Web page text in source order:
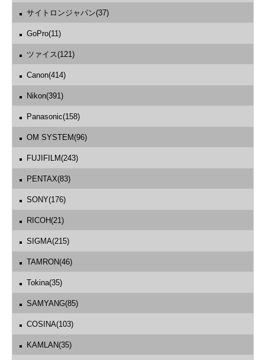
サイトロンジャパン(37)
GoPro(11)
ツァイス(121)
Canon(414)
Nikon(391)
Panasonic(158)
OM SYSTEM(96)
FUJIFILM(243)
PENTAX(83)
SONY(176)
RICOH(21)
SIGMA(215)
TAMRON(46)
Tokina(35)
SAMYANG(85)
COSINA(103)
KAMLAN(35)